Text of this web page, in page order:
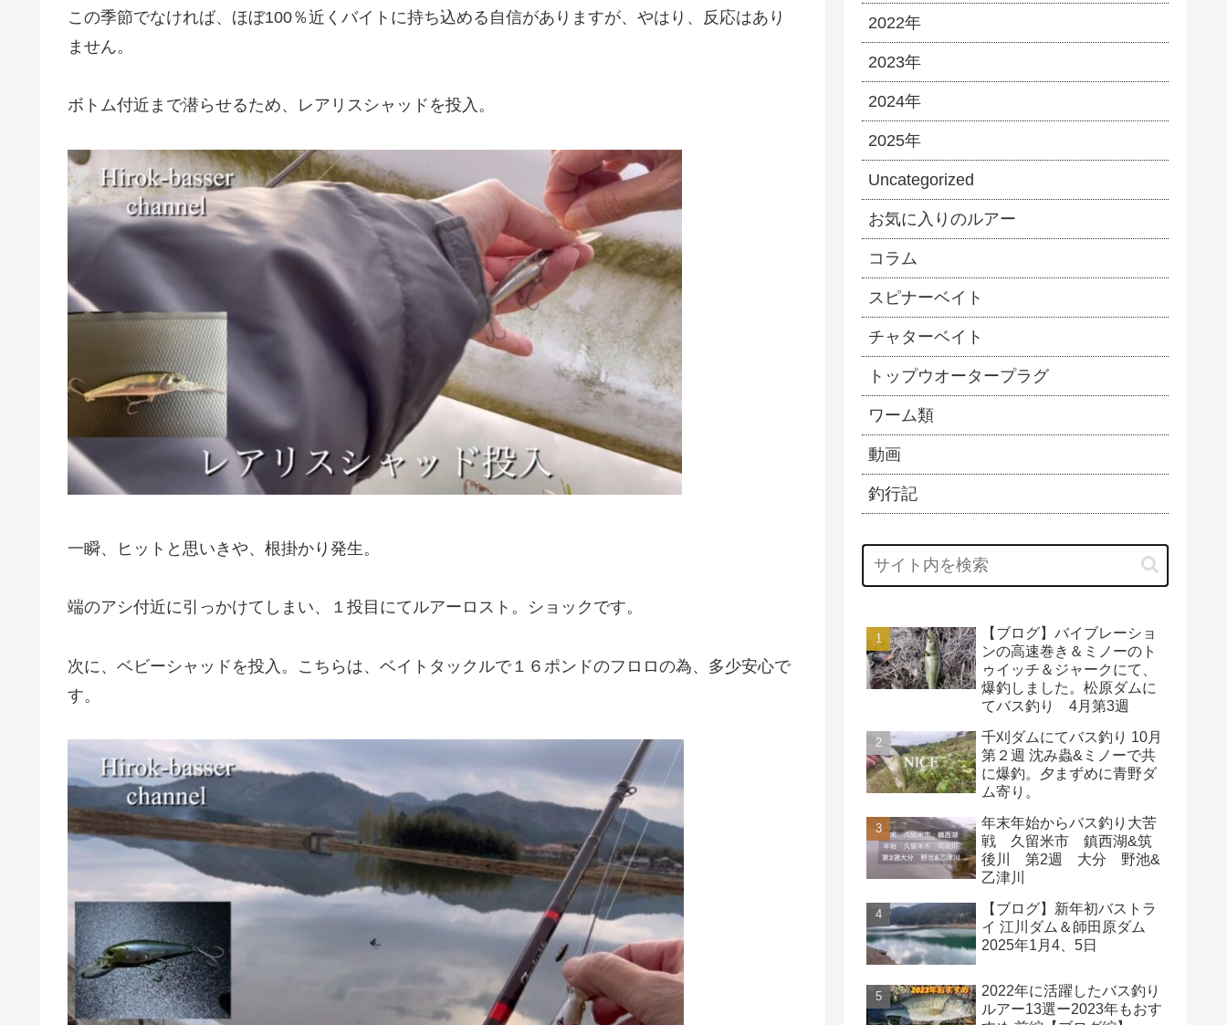
この季節でなければ、ほぼ100％近くバイトに持ち込める自信がありますが、やはり、反応はあり
ません。
ボトム付近まで潜らせるため、レアリスシャッドを投入。
一瞬、ヒットと思いきや、根掛かり発生。
端のアシ付近に引っかけてしまい、１投目にてルアーロスト。ショックです。
次に、ベビーシャッドを投入。こちらは、ベイトタックルで１６ポンドのフロロの為、多少安心で
す。
2022年
2023年
2024年
2025年
Uncategorized
お気に入りのルアー
コラム
スピナーベイト
チャターベイト
トップウオータープラグ
ワーム類
動画
釣行記
【ブログ】バイブレーショ
ンの高速巻き＆ミノーのト
ゥイッチ＆ジャークにて、
爆釣しました。松原ダムに
てバス釣り 4月第3週
千刈ダムにてバス釣り 10月
第２週 沈み蟲&ミノーで共
に爆釣。夕まずめに青野ダ
ム寄り。
年末年始からバス釣り大苦
戦 久留米市 鎮西湖&筑
後川 第2週 大分 野池&
乙津川
【ブログ】新年初バストラ
イ 江川ダム＆師田原ダム
2025年1月4、5日
2022年に活躍したバス釣り
ルアー13選ー2023年もおす